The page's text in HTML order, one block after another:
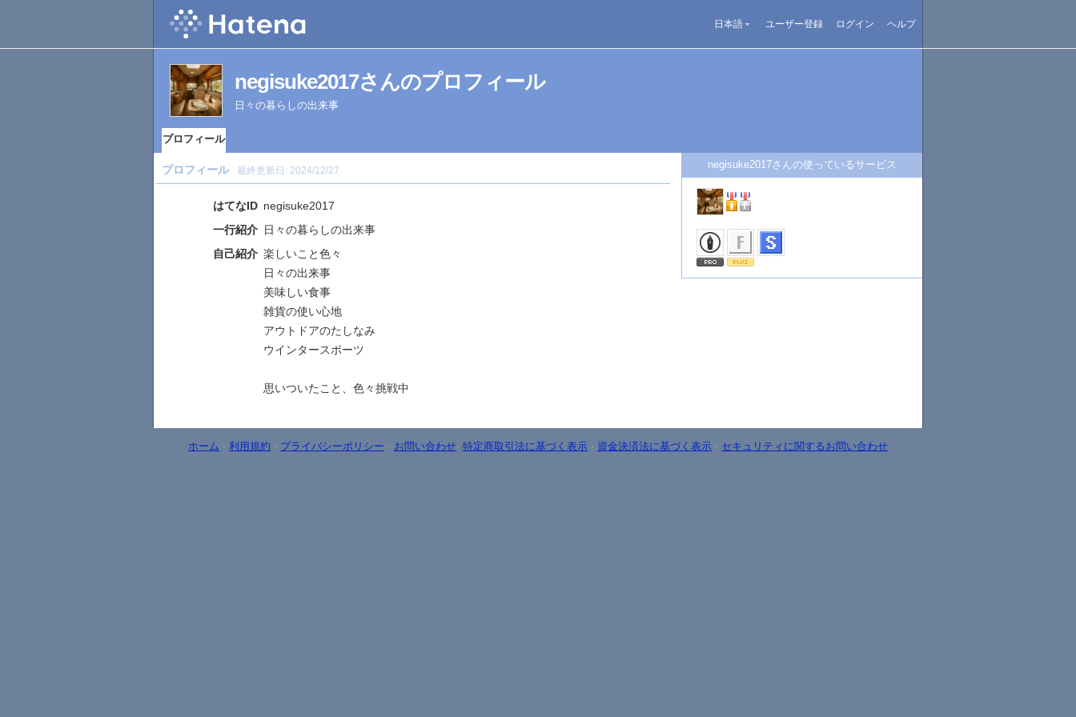
日本語 ユーザー登録 ログイン ヘルプ
negisuke2017さんのプロフィール
日々の暮らしの出来事
プロフィール
プロフィール 最終更新日: 2024/12/27
はてなID negisuke2017
一行紹介 日々の暮らしの出来事
自己紹介 楽しいこと色々
日々の出来事
美味しい食事
雑貨の使い心地
アウトドアのたしなみ
ウインタースポーツ
思いついたこと、色々挑戦中
negisuke2017さんの使っているサービス
ホーム - 利用規約 - プライバシーポリシー - お問い合わせ- 特定商取引法に基づく表示 - 資金決済法に基づく表示 - セキュリティに関するお問い合わせ